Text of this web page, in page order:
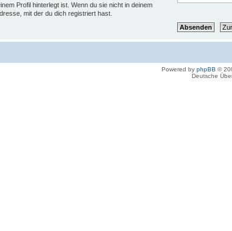
Profil hinterlegt ist. Wenn du sie nicht in deinem
mit der du dich registriert hast.
Powered by phpBB ©
Deutsche